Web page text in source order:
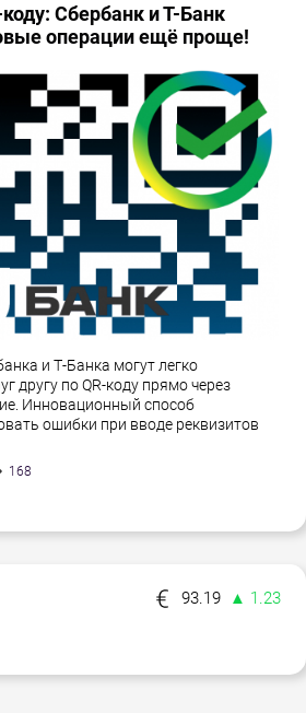
Сбербанк и Т-Банк
операции ещё проще!
и Т-Банка могут легко
другу по QR-коду прямо через
Инновационный способ
ошибки при вводе реквизитов
168
93.19
▲ 1.23